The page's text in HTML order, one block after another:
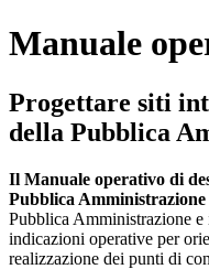
Manuale
Progettare siti
della Pubblica
Il Manuale operativo di
Pubblica Amministrazione
Pubblica Amministrazione
indicazioni operative per
realizzazione dei punti di